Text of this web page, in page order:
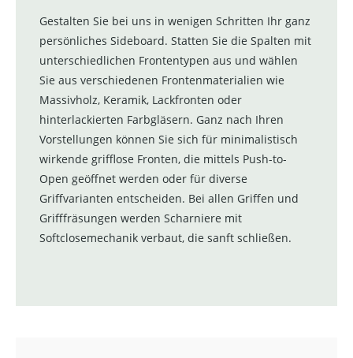
Gestalten Sie bei uns in wenigen Schritten Ihr ganz
persönliches Sideboard. Statten Sie die Spalten mit
unterschiedlichen Frontentypen aus und wählen
Sie aus verschiedenen Frontenmaterialien wie
Massivholz, Keramik, Lackfronten oder
hinterlackierten Farbgläsern. Ganz nach Ihren
Vorstellungen können Sie sich für minimalistisch
wirkende grifflose Fronten, die mittels Push-to-
Open geöffnet werden oder für diverse
Griffvarianten entscheiden. Bei allen Griffen und
Grifffräsungen werden Scharniere mit
Softclosemechanik verbaut, die sanft schließen.